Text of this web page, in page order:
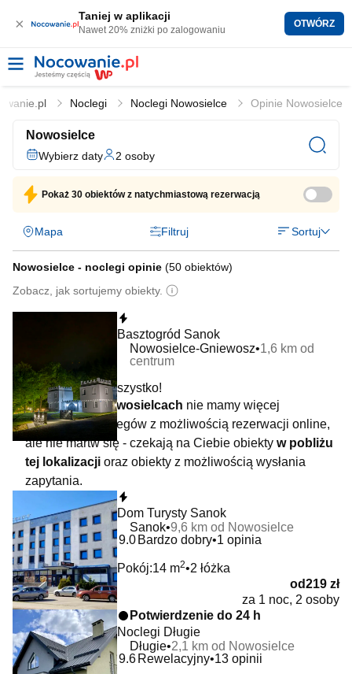
× Taniej w aplikacji
Nawet 20% zniżki po zalogowaniu
OTWÓRZ
Noclegi Noclegi Nowosielce Opinie Nowosielce
Nowosielce
Wybierz daty 2 osoby
Pokaż 30 obiektówz natychmiastową rezerwacją
Mapa Filtruj Sortuj
Nowosielce - noclegi opinie (50 obiektów)
Zobacz, jak sortujemy obiekty.
Basztogród Sanok
Nowosielce-Gniewosz 1,6 km od
centrum
To jeszcze nie wszystko!
W lokalizacjiNowosielcach nie mamy więcej
dostępnych noclegów z możliwością rezerwacji online,
ale nie martw się - czekają na Ciebie obiekty w pobliżu
tej lokalizacji oraz obiekty z możliwością wysłania
zapytania.
Dom Turysty Sanok
Sanok 9,6 km od Nowosielce
9.0 Bardzo dobry 1 opinia
Pokój:14 m2 2 łóżka
od219 zł
za 1 noc, 2 osoby
Potwierdzenie do 24 h
Noclegi Długie
Długie 2,1 km od Nowosielce
9.6 Rewelacyjny 13 opinii